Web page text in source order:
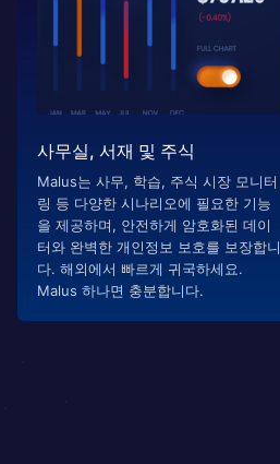
사무실, 서재 및 주식
Malus는 사무, 학습, 주식 시장 모니터
링 등 다양한 시나리오에 필요한 기능
을 제공하며, 안전하게 암호화된 데이
터와 완벽한 개인정보 보호를 보장합니
다. 해외에서 빠르게 귀국하세요.
Malus 하나면 충분합니다.